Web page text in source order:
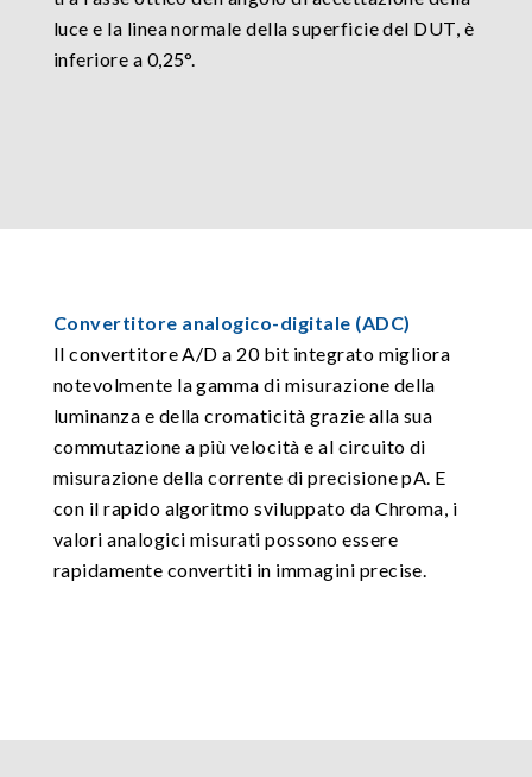
luce e la linea normale della superficie del DUT, è
inferiore a 0,25°.
Convertitore analogico-digitale (ADC)
Il convertitore A/D a 20 bit integrato migliora
notevolmente la gamma di misurazione della
luminanza e della cromaticità grazie alla sua
commutazione a più velocità e al circuito di
misurazione della corrente di precisione pA. E
con il rapido algoritmo sviluppato da Chroma, i
valori analogici misurati possono essere
rapidamente convertiti in immagini precise.